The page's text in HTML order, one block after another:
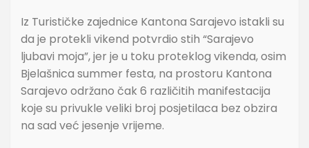
Iz Turističke zajednice Kantona Sarajevo istakli su
da je protekli vikend potvrdio stih “Sarajevo
ljubavi moja”, jer je u toku proteklog vikenda, osim
Bjelašnica summer festa, na prostoru Kantona
Sarajevo održano čak 6 različitih manifestacija
koje su privukle veliki broj posjetilaca bez obzira
na sad već jesenje vrijeme.